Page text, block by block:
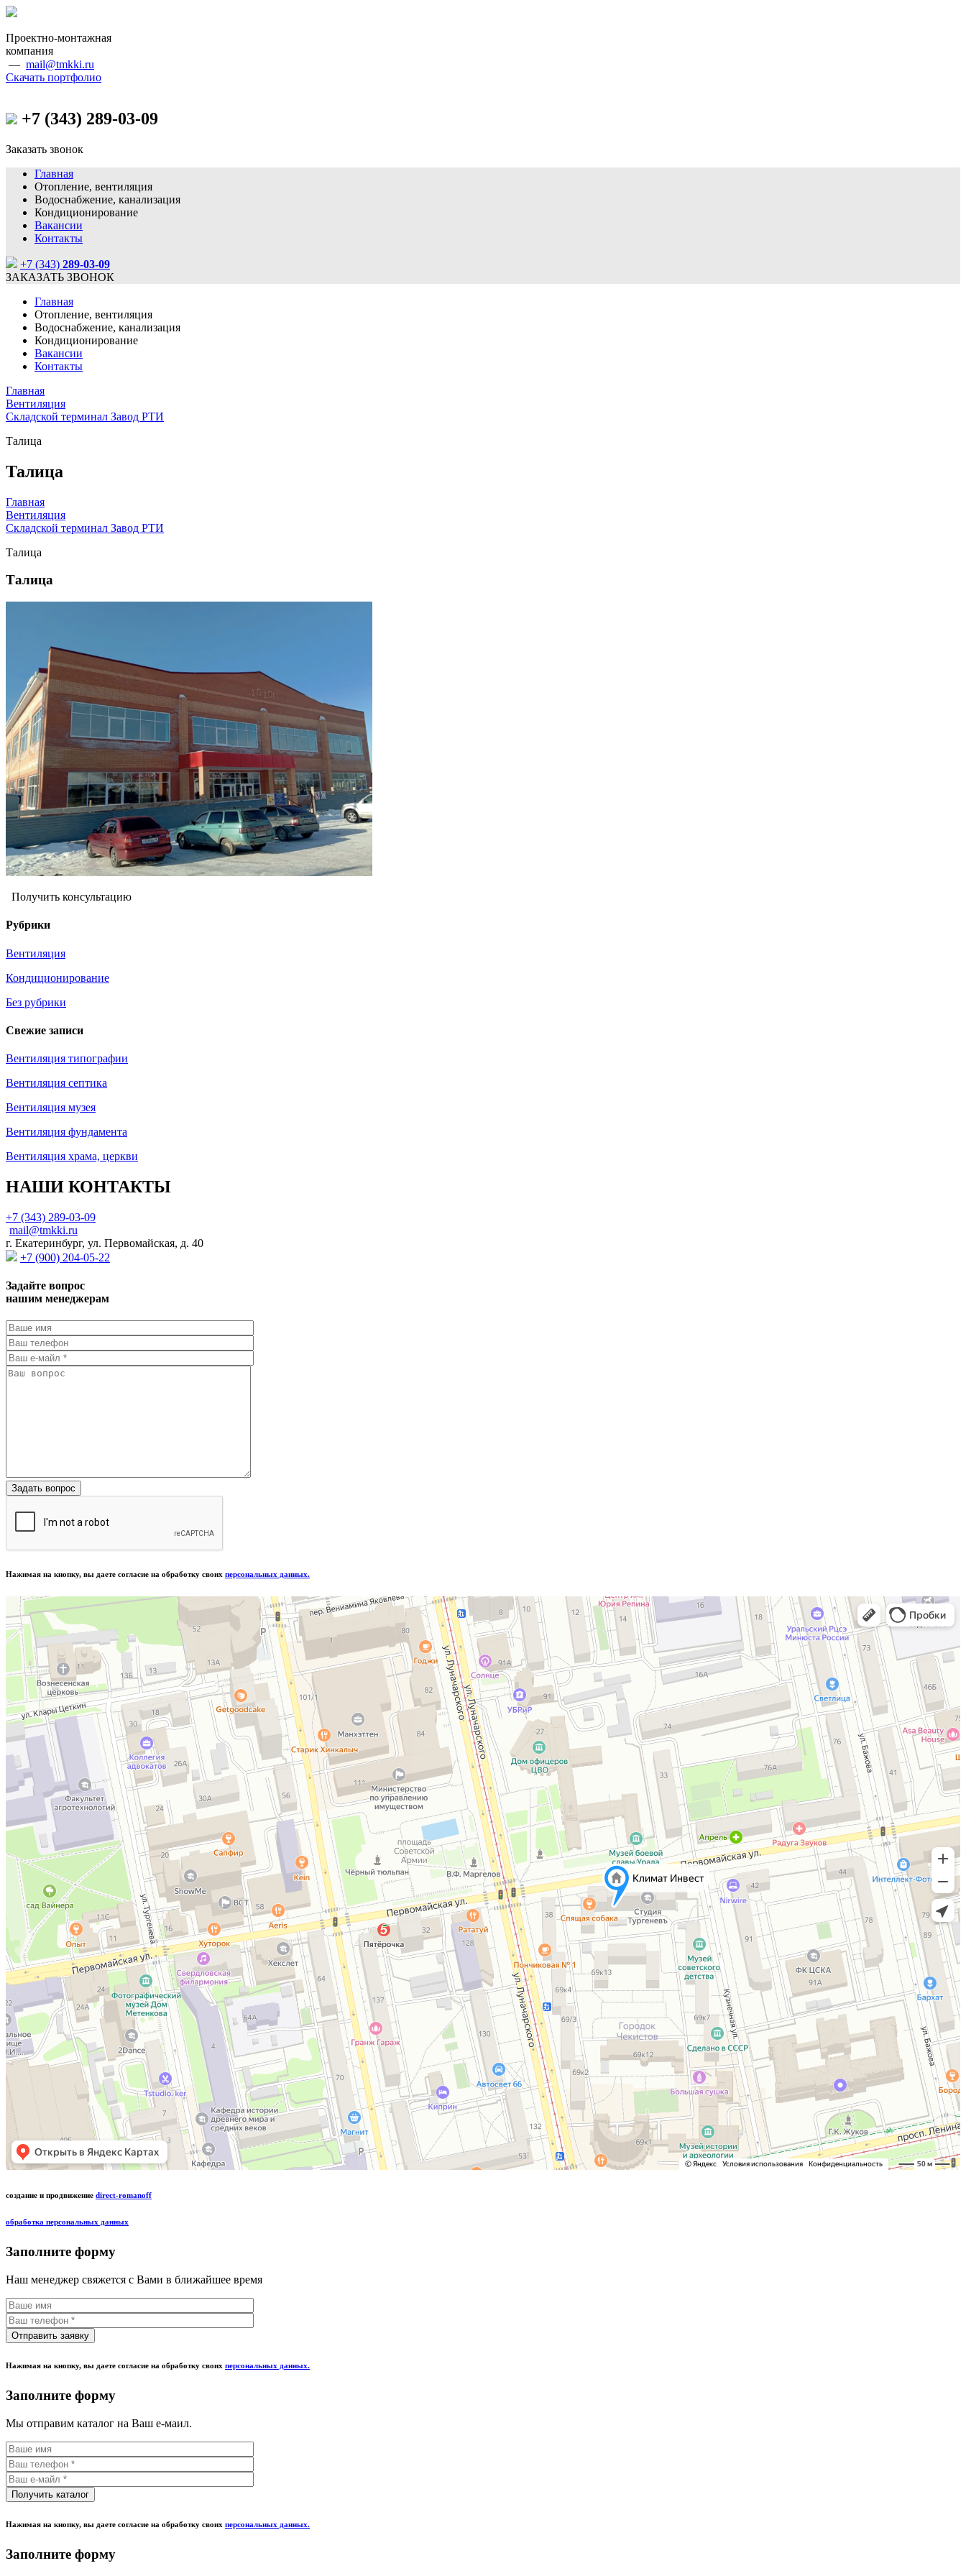
Проектно-монтажная
компания
— mail@tmkki.ru
Скачать портфолио
+7 (343) 289-03-09
Заказать звонок
Главная
Отопление, вентиляция
Водоснабжение, канализация
Кондиционирование
Вакансии
Контакты
+7 (343) 289-03-09
ЗАКАЗАТЬ ЗВОНОК
Главная
Отопление, вентиляция
Водоснабжение, канализация
Кондиционирование
Вакансии
Контакты
Главная
Вентиляция
Складской терминал Завод РТИ
Талица
Талица
Главная
Вентиляция
Складской терминал Завод РТИ
Талица
Талица
Получить консультацию
Рубрики
Вентиляция
Кондиционирование
Без рубрики
Свежие записи
Вентиляция типографии
Вентиляция септика
Вентиляция музея
Вентиляция фундамента
Вентиляция храма, церкви
НАШИ КОНТАКТЫ
+7 (343) 289-03-09
mail@tmkki.ru
г. Екатеринбург, ул. Первомайская, д. 40
+7 (900) 204-05-22
Задайте вопрос
нашим менеджерам
Нажимая на кнопку, вы даете согласие на обработку своих персональных данных.
создание и продвижение direct-romanoff
обработка персональных данных
Заполните форму
Наш менеджер свяжется с Вами в ближайшее время
Нажимая на кнопку, вы даете согласие на обработку своих персональных данных.
Заполните форму
Мы отправим каталог на Ваш е-маил.
Нажимая на кнопку, вы даете согласие на обработку своих персональных данных.
Заполните форму